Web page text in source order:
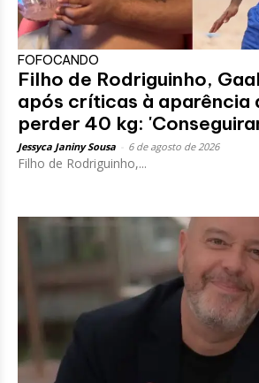
FOFOCANDO
Filho de Rodriguinho,
após críticas à aparência
perder 40 kg:
Jessyca Janiny Sousa 6 de agosto de 2026
Filho de Rodriguinho,...